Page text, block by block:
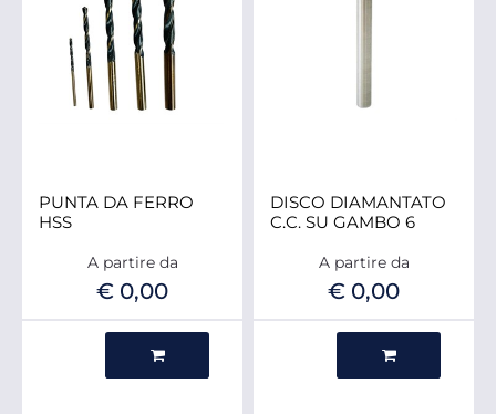
PUNTA DA FERRO
HSS
A partire da
€ 0,00
DISCO DIAMANTATO
C.C. SU GAMBO 6
A partire da
€ 0,00